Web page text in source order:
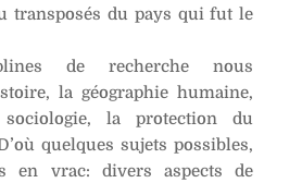
transposés du pays qui fut le
de recherche nous
la géographie humaine,
la protection du
quelques sujets possibles,
en vrac: divers aspects de